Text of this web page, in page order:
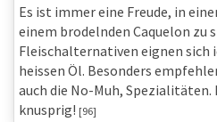
Es ist immer eine Freude, in
einem brodelnden Caquelon zu
Fleischalternativen eignen sich
heissen Öl. Besonders
auch die No-Muh, Spezialitäten.
knusprig! [96]